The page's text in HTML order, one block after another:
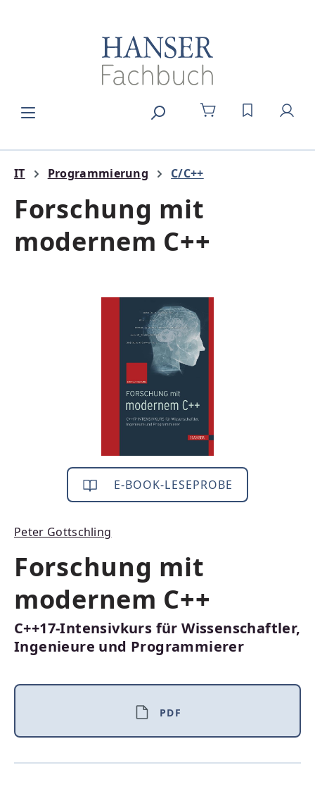
DU HAST 0
IT Programmierung C/C++
Forschung mit
modernem C++
Bildergalerie überspringen
E-BOOK-LESEPROBE
Peter Gottschling
Forschung mit
modernem C++
C++17-Intensivkurs für Wissenschaftler,
Ingenieure und Programmierer
PDF